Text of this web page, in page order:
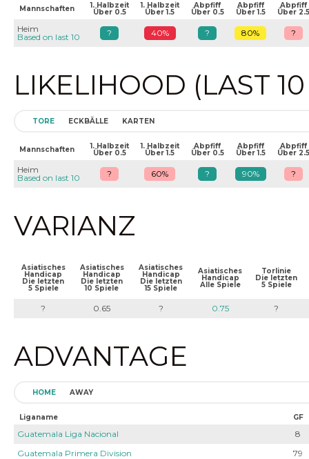
Mannschaften 1. Halbzeit
Über 0.5
1. Halbzeit
Über 1.5
Abpfiff
Über 0.5
Abpfiff
Über 1.5
Abpfiff
Über 2.5
Heim
Based on last 10
? 40% ? 80% ?
LIKELIHOOD (LAST
TORE ECKBÄLLE KARTEN
Mannschaften 1. Halbzeit
Über 0.5
1. Halbzeit
Über 1.5
Abpfiff
Über 0.5
Abpfiff
Über 1.5
Abpfiff
Über 2.5
Heim
Based on last 10
? 60% ? 90% ?
VARIANZ
Asiatisches
Handicap
Die letzten
5 Spiele
Asiatisches
Handicap
Die letzten
10 Spiele
Asiatisches
Handicap
Die letzten
15 Spiele
Asiatisches
Handicap
Alle Spiele
Torlinie
Die letzten
5 Spiele
? 0.65 ? 0.75 ?
ADVANTAGE
HOME AWAY
Liganame GF
Guatemala Liga Nacional
8
Guatemala Primera Division
79